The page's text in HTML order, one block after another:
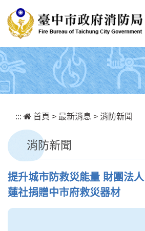
::: 首頁 > 最新消息 > 消防新聞
消防新聞
提升城市防救災能量 財團法
蓮社捐贈中市府救災器材